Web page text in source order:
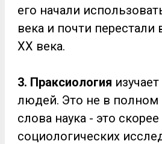
его начали
века и почти перестали
ХХ века.
3. Праксиология
людей. Это не в
слова наука - это
социологических